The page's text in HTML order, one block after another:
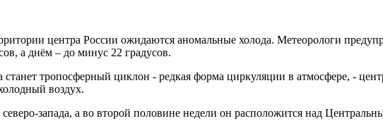
центра России ожидаются аномальные холода. Метеорологи
а днём – до минус 22 градусов.
тропосферный циклон - редкая форма циркуляции в атмосфере, -
воздух.
запада, а во второй половине недели он расположится над